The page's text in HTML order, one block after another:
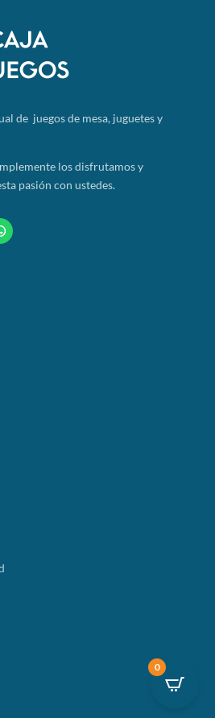
de juegos de mesa, juguetes y
los disfrutamos y
pasión con ustedes.
0